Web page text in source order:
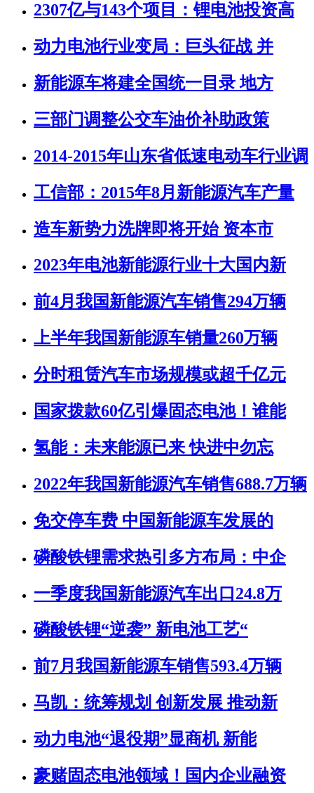
2307亿与143个项目：锂电池投资高
动力电池行业变局：巨头征战 并
新能源车将建全国统一目录 地方
三部门调整公交车油价补助政策
2014-2015年山东省低速电动车行业调
工信部：2015年8月新能源汽车产量
造车新势力洗牌即将开始 资本市
2023年电池新能源行业十大国内新
前4月我国新能源汽车销售294万辆
上半年我国新能源车销量260万辆
分时租赁汽车市场规模或超千亿元
国家拨款60亿引爆固态电池！谁能
氢能：未来能源已来 快进中勿忘
2022年我国新能源汽车销售688.7万辆
免交停车费 中国新能源车发展的
磷酸铁锂需求热引多方布局：中企
一季度我国新能源汽车出口24.8万
磷酸铁锂“逆袭” 新电池工艺“
前7月我国新能源车销售593.4万辆
马凯：统筹规划 创新发展 推动新
动力电池“退役期”显商机 新能
豪赌固态电池领域！国内企业融资